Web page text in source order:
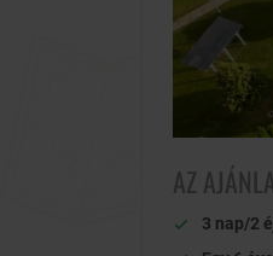
AZ
3 nap/2